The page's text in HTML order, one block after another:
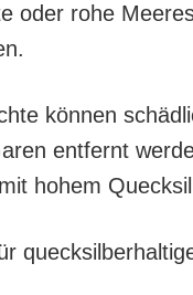
oder rohe
können
entfernt
hohem